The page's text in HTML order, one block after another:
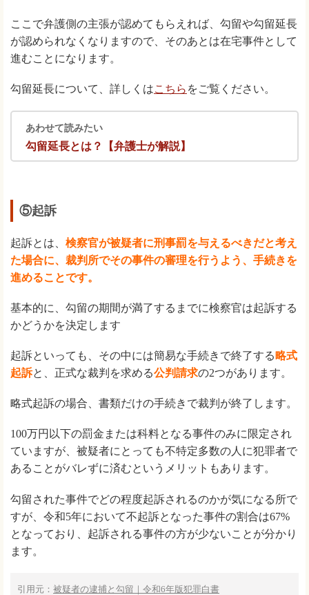
ここで弁護側の主張が認めてもらえれば、勾留や勾留延長
が認められなくなりますので、そのあとは在宅事件として
進むことになります。
勾留延長について、詳しくはこちら をご覧ください。
あわせて読みたい
勾留延長とは？【弁護士が解説】
⑤起訴
起訴とは、 検察官が被疑者に刑事罰を与えるべきだと考え
た場合に、裁判所でその事件の審理を行うよう、手続きを
進めることです。
基本的に、勾留の期間が満了するまでに検察官は起訴する
かどうかを決定します
起訴といっても、その中には簡易な手続きで終了する略式
起訴と、正式な裁判を求める公判請求の2つがあります。
略式起訴の場合、書類だけの手続きで裁判が終了します。
100万円以下の罰金または科料となる事件のみに限定され
ていますが、被疑者にとっても不特定多数の人に犯罪者で
あることがバレずに済むというメリットもあります。
勾留された事件でどの程度起訴されるのかが気になる所で
すが、令和5年において不起訴となった事件の割合は67%
となっており、起訴される事件の方が少ないことが分かり
ます。
引用元： 被疑者の逮捕と勾留｜令和6年版犯罪白書